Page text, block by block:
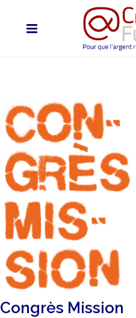
Congrès Mission